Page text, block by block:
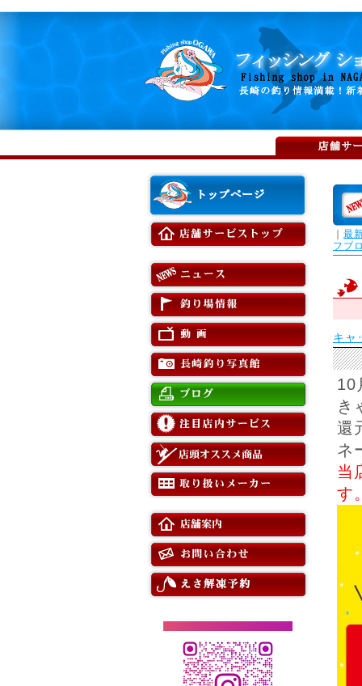
｜ 最
フブ
キャ
10
き
還
ネ
当
す